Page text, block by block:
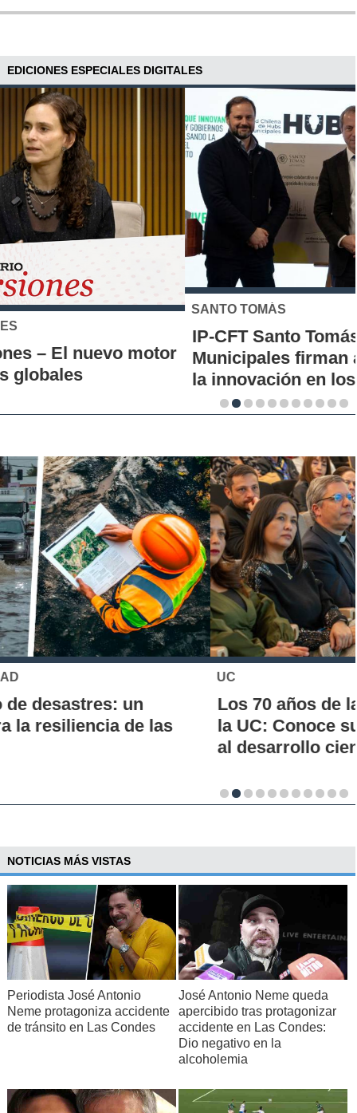
EDICIONES ESPECIALES DIGITALES
SANTO TOMÁS
IP-CFT Santo Tomás y Red de Hubs
Municipales firman alianza para impulsar
la innovación en los territorios
UC
Los 70 años de la Carrera de Química de
la UC: Conoce su historia, hitos y aporte
al desarrollo científico del país
NOTICIAS MÁS VISTAS
Periodista José Antonio
Neme protagoniza accidente
de tránsito en Las Condes
José Antonio Neme queda
apercibido tras protagonizar
accidente en Las Condes:
Dio negativo en la
alcoholemia